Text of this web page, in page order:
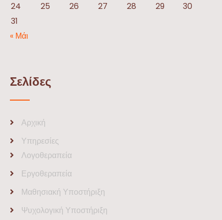
24
25 26 27 28 29
30
31
« Μάι
Σελίδες
Αρχική
Υπηρεσίες
Λογοθεραπεία
Εργοθεραπεία
Μαθησιακή Υποστήριξη
Ψυχολογική Υποστήριξη